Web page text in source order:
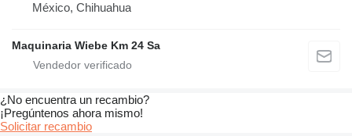
México, Chihuahua
Maquinaria Wiebe Km 24 Sa
¿No encuentra un recambio?
¡Pregúntenos ahora mismo!
Solicitar recambio